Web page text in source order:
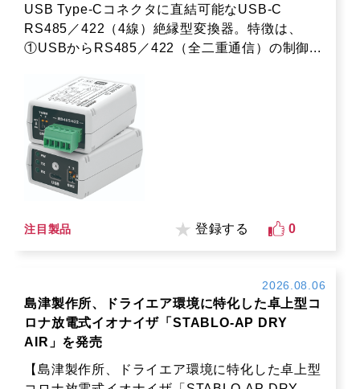
USB Type-Cコネクタに直結可能なUSB-C
RS485／422（4線）絶縁型変換器。特徴は、
①USBからRS485／422（全二重通信）の制御...
注目製品 登録する 0
2026.08.06
島津製作所、ドライエア環境に特化した卓上型コ
ロナ放電式イオナイザ「STABLO-AP DRY
AIR」を発売
【島津製作所、ドライエア環境に特化した卓上型